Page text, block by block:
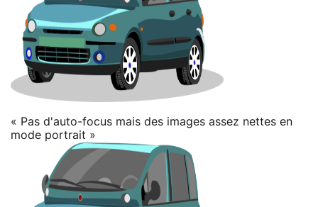
« Pas d'auto-focus mais des images assez nettes en
mode portrait »